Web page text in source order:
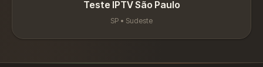
Teste IPTVSão Paulo
SP • Sudeste